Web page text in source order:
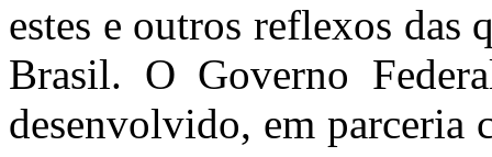
estes e outros reflexos das
Brasil. O Governo
desenvolvido, em parceria